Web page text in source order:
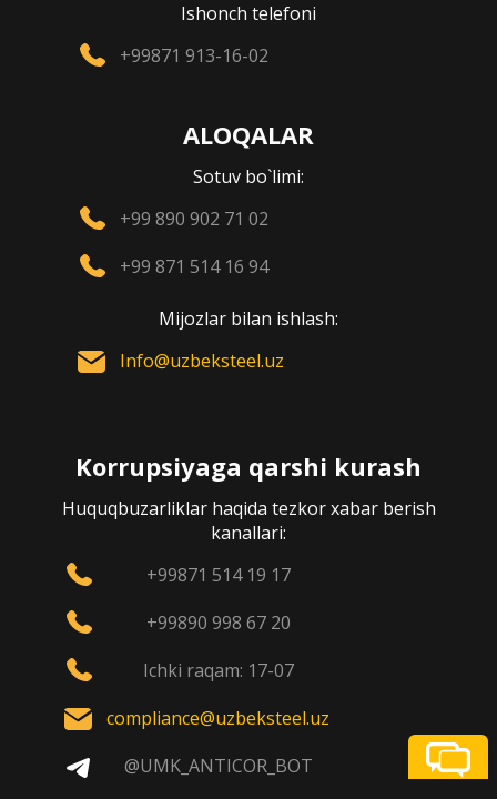
Ishonch telefoni
+99871 913-16-02
ALOQALAR
Sotuv bo`limi:
+99 890 902 71 02
+99 871 514 16 94
Mijozlar bilan ishlash:
Info@uzbeksteel.uz
Korrupsiyaga qarshi kurash
Huquqbuzarliklar haqida tezkor xabar berish
kanallari:
+99871 514 19 17
+99890 998 67 20
Ichki raqam: 17-07
compliance@uzbeksteel.uz
@UMK_ANTICOR_BOT